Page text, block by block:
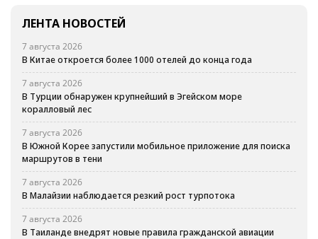
ЛЕНТА НОВОСТЕЙ
7 августа 2026
В Китае откроется более 1000 отелей до конца года
7 августа 2026
В Турции обнаружен крупнейший в Эгейском море
коралловый лес
7 августа 2026
В Южной Корее запустили мобильное приложение для поиска
маршрутов в тени
7 августа 2026
В Малайзии наблюдается резкий рост турпотока
7 августа 2026
В Таиланде внедрят новые правила гражданской авиации